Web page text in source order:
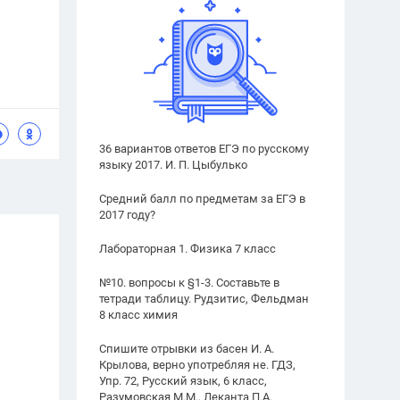
36 вариантов ответов ЕГЭ по русскому
языку 2017. И. П. Цыбулько
Средний балл по предметам за ЕГЭ в
2017 году?
Лабораторная 1. Физика 7 класс
№10. вопросы к §1-3. Составьте в
тетради таблицу. Рудзитис, Фельдман
8 класс химия
Спишите отрывки из басен И. А.
Крылова, верно употребляя не. ГДЗ,
Упр. 72, Русский язык, 6 класс,
Разумовская М.М., Леканта П.А.